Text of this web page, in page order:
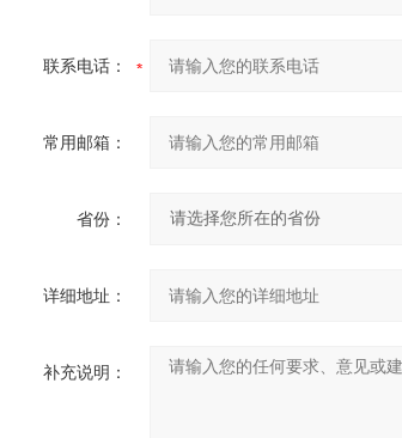
联系电话：
常用邮箱：
省份：
详细地址：
补充说明：